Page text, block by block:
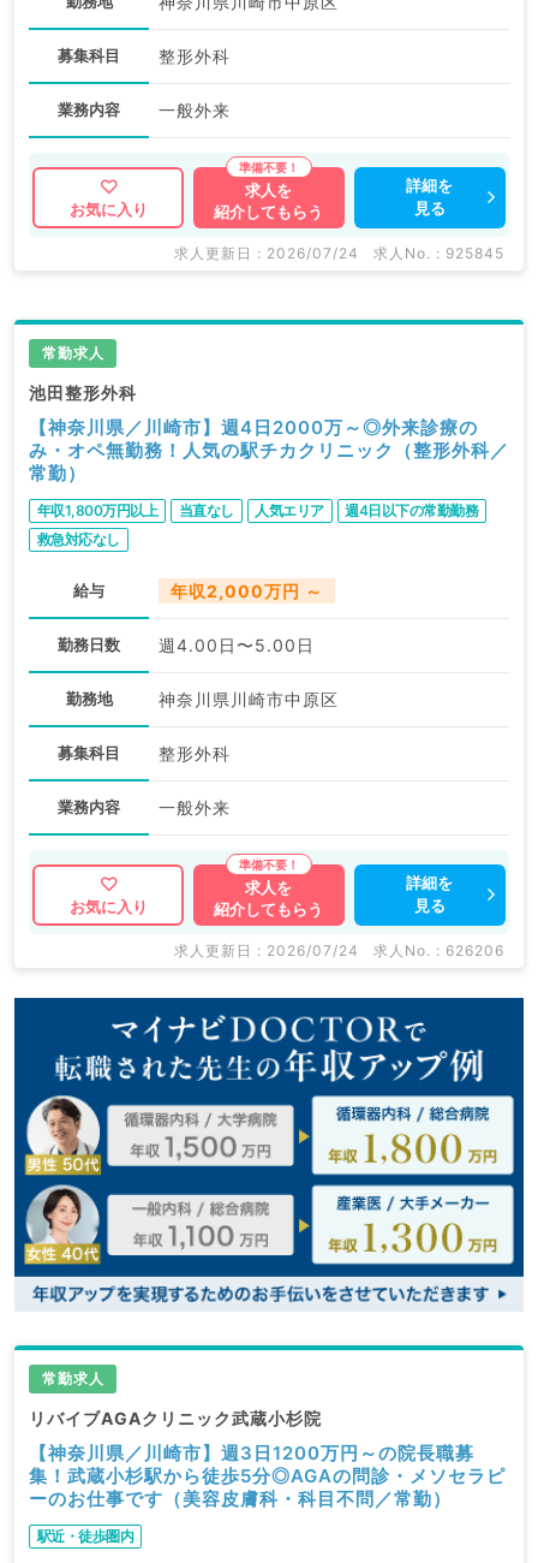
募集科目 整形外科
業務内容 一般外来
お気に入り
求人を
紹介してもらう
詳細を
見る
求人更新日 : 2026/07/24 求人No. : 925845
常勤求人
池田整形外科
【神奈川県／川崎市】週4日2000万～◎外来診療の
み・オペ無勤務！人気の駅チカクリニック（整形外科／
常勤）
年収1,800万円以上 当直なし 人気エリア
週4日以下の常勤勤務
救急対応なし
給与 年収2,000万円 ～
勤務日数 週4.00日〜5.00日
勤務地 神奈川県川崎市中原区
募集科目 整形外科
業務内容 一般外来
お気に入り
求人を
紹介してもらう
詳細を
見る
求人更新日 : 2026/07/24 求人No. : 626206
常勤求人
リバイブAGAクリニック武蔵小杉院
【神奈川県／川崎市】週3日1200万円～の院長職募
集！武蔵小杉駅から徒歩5分◎AGAの問診・メソセラピ
ーのお仕事です（美容皮膚科・科目不問／常勤）
駅近・徒歩圏内